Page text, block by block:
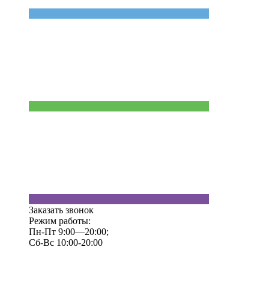
Заказать звонок
Режим работы:
Пн-Пт 9:00—20:00;
Сб-Вс 10:00-20:00